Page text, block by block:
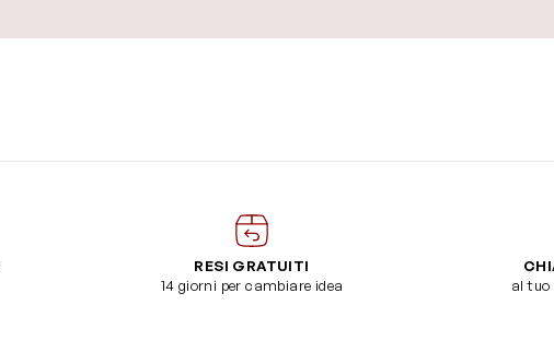
RESI GRATUITI
14 giorni per cambiare idea
al tuo